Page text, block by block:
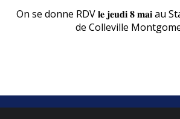
On se donne RDV 𝐥𝐞 𝐣𝐞𝐮𝐝𝐢 𝟖 𝐦𝐚𝐢 au
de Colleville